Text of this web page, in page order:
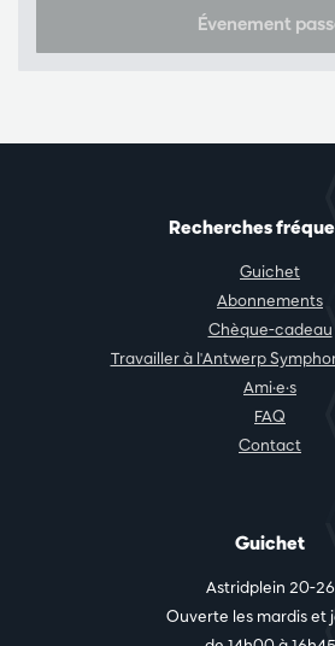
Évenement
Recherches
Guichet
Abonnements
Chèque-cadeau
Travailler à l'Antwerp
Ami·e·s
FAQ
Contact
Guichet
Astridplein 20-26
Ouverte les mardis et